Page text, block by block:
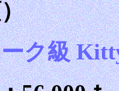
ク級